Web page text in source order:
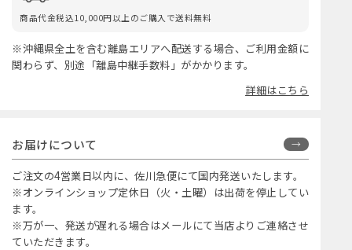
商品代金税込10,000円以上のご購入で送料無料
※沖縄県全土を含む離島エリアへ配送する場合、ご利用金額に
関わらず、別途「離島中継手数料」がかかります。
詳細はこちら
お届けについて
ご注文の4営業日以内に、佐川急便にて国内発送いたします。
※オンラインショップ定休日（火・土曜）は出荷を停止してい
ます。
※万が一、発送が遅れる場合はメールにて当店よりご連絡させ
ていただきます。